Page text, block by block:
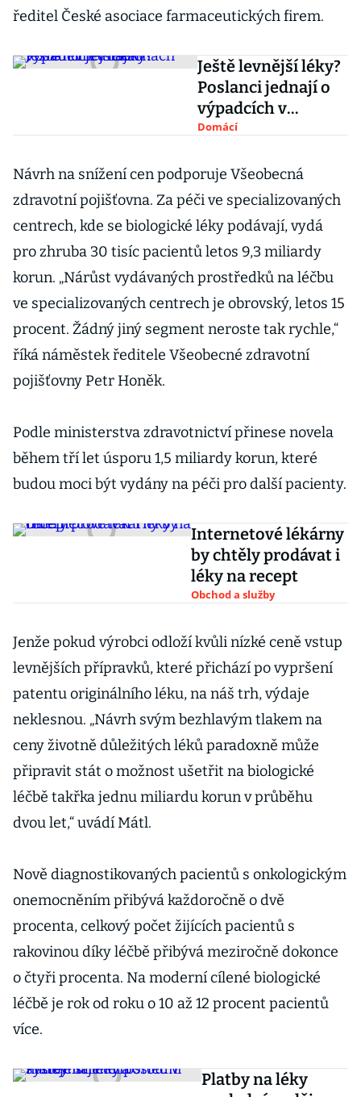
ředitel České asociace farmaceutických firem.
Ještě levnější léky?
Poslanci jednají o
výpadcích v
lékárnách
Domácí
Návrh na snížení cen podporuje Všeobecná
zdravotní pojišťovna. Za péči ve specializovaných
centrech, kde se biologické léky podávají, vydá
pro zhruba 30 tisíc pacientů letos 9,3 miliardy
korun. „Nárůst vydávaných prostředků na léčbu
ve specializovaných centrech je obrovský, letos 15
procent. Žádný jiný segment neroste tak rychle,“
říká náměstek ředitele Všeobecné zdravotní
pojišťovny Petr Honěk.
Podle ministerstva zdravotnictví přinese novela
během tří let úsporu 1,5 miliardy korun, které
budou moci být vydány na péči pro další pacienty.
Internetové lékárny
by chtěly prodávat i
léky na recept
Obchod a služby
Jenže pokud výrobci odloží kvůli nízké ceně vstup
levnějších přípravků, které přichází po vypršení
patentu originálního léku, na náš trh, výdaje
neklesnou. „Návrh svým bezhlavým tlakem na
ceny životně důležitých léků paradoxně může
připravit stát o možnost ušetřit na biologické
léčbě takřka jednu miliardu korun v průběhu
dvou let,“ uvádí Mátl.
Nově diagnostikovaných pacientů s onkologickým
onemocněním přibývá každoročně o dvě
procenta, celkový počet žijících pacientů s
rakovinou díky léčbě přibývá meziročně dokonce
o čtyři procenta. Na moderní cílené biologické
léčbě je rok od roku o 10 až 12 procent pacientů
více.
Platby na léky